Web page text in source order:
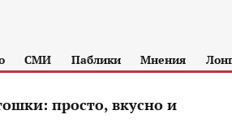
СМИ Паблики Мнения
просто, вкусно и